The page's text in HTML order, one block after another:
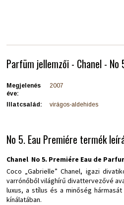
Parfüm jellemzői - Chanel - No
Megjelenés
éve:
2007
Illatcsalád: virágos-aldehides
No 5. Eau Premiére termék
Chanel No 5. Premiére Eau de
Coco „Gabrielle” Chanel, igazi
varrónőből világhírű divattervezővé
luxus, a stílus és a minőség
kínálatában.